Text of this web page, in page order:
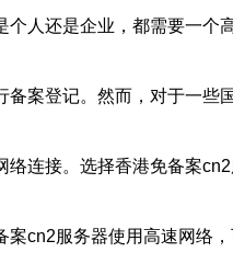
人还是企业，都需要一
案登记。然而，对于一
连接。选择香港免备案cn2
cn2服务器使用高速网络